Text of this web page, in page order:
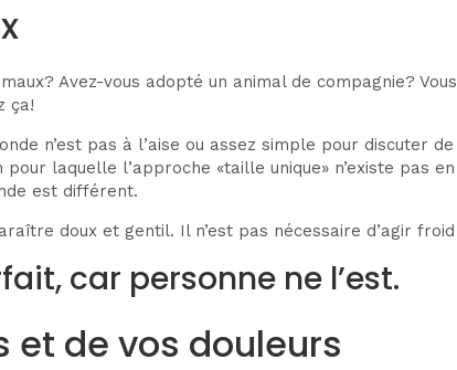
Avez-vous adopté un animal de compagnie?
ça!
n’est pas à l’aise ou assez simple pour discuter
laquelle l’approche «taille unique» n’existe pas
est différent.
doux et gentil. Il n’est pas nécessaire d’agir
car personne ne l’est.
et de vos douleurs